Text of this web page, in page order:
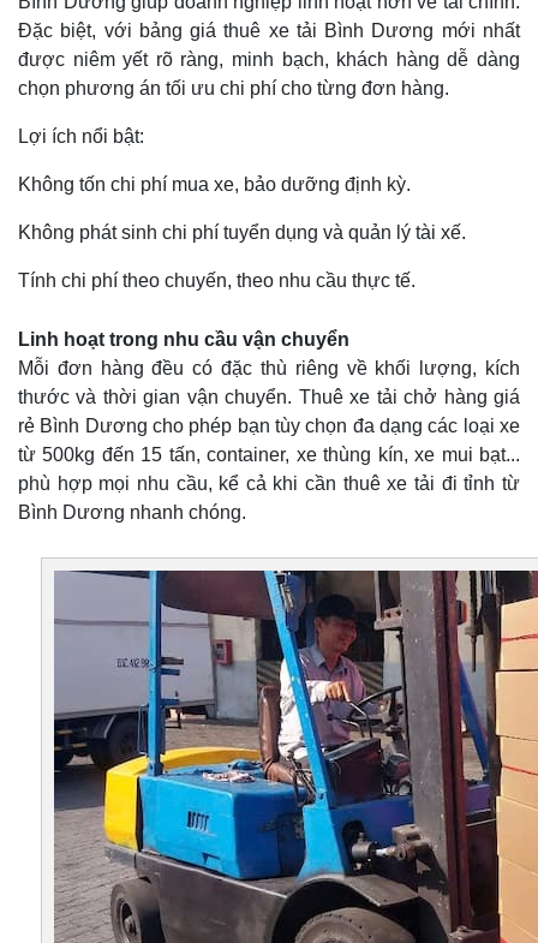
Đặc biệt, với bảng giá thuê xe tải Bình Dương mới nhất
được niêm yết rõ ràng, minh bạch, khách hàng dễ dàng
chọn phương án tối ưu chi phí cho từng đơn hàng.
Lợi ích nổi bật:
Không tốn chi phí mua xe, bảo dưỡng định kỳ.
Không phát sinh chi phí tuyển dụng và quản lý tài xế.
Tính chi phí theo chuyến, theo nhu cầu thực tế.
Linh hoạt trong nhu cầu vận chuyển
Mỗi đơn hàng đều có đặc thù riêng về khối lượng, kích
thước và thời gian vận chuyển. Thuê xe tải chở hàng giá
rẻ Bình Dương cho phép bạn tùy chọn đa dạng các loại xe
từ 500kg đến 15 tấn, container, xe thùng kín, xe mui bạt...
phù hợp mọi nhu cầu, kể cả khi cần thuê xe tải đi tỉnh từ
Bình Dương nhanh chóng.